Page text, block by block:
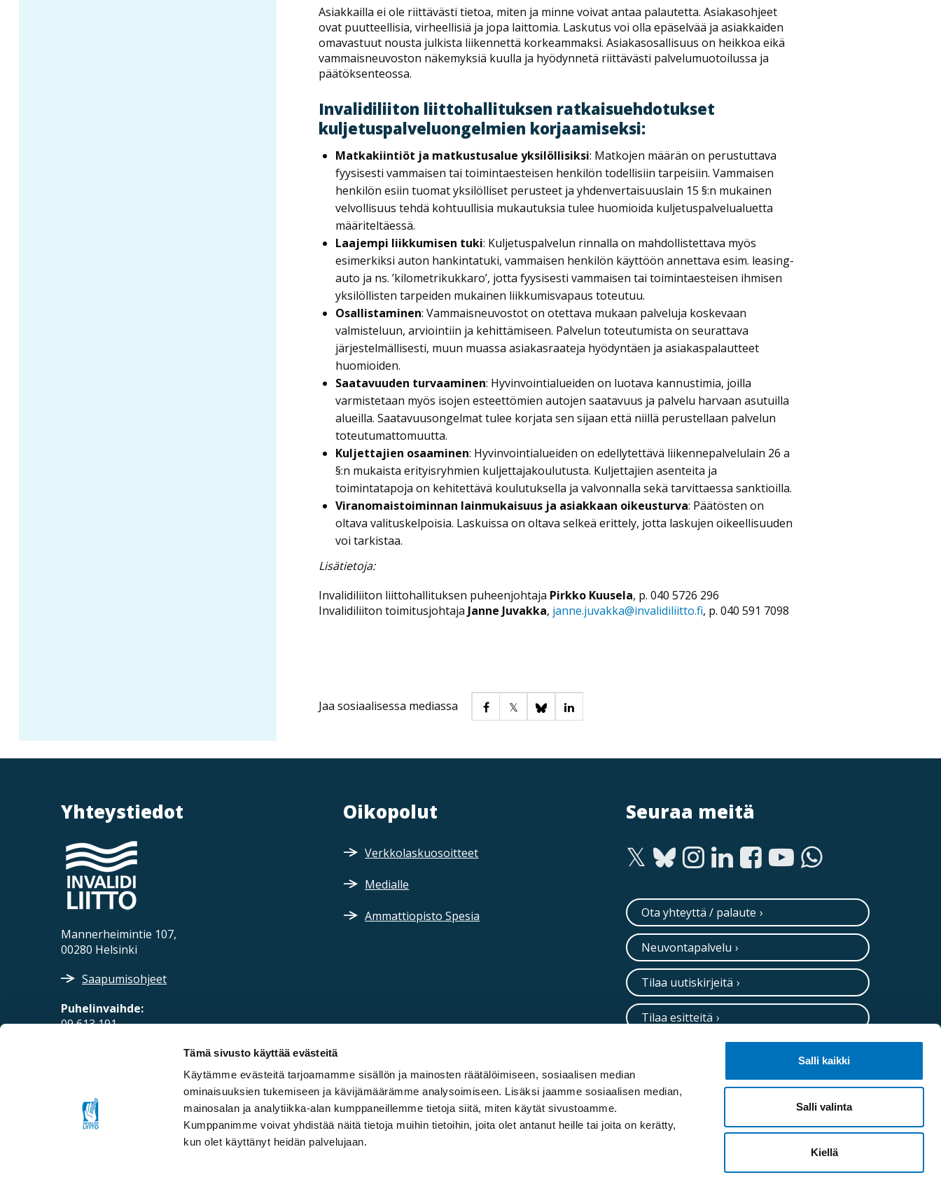
Tämä sivusto käyttää evästeitä
Käytämme evästeitä tarjoamamme sisällön ja mainosten räätälöimiseen, sosiaalisen median
ominaisuuksien tukemiseen ja kävijämäärämme analysoimiseen. Lisäksi jaamme sosiaalisen median,
mainosalan ja analytiikka-alan kumppaneillemme tietoja siitä, miten käytät sivustoamme.
Kumppanimme voivat yhdistää näitä tietoja muihin tietoihin, joita olet antanut heille tai joita on kerätty,
kun olet käyttänyt heidän palvelujaan.
Salli kaikki
Salli valinta
Kiellä
Asiakkailla ei ole riittävästi tietoa, miten ja minne voivat antaa palautetta. Asiakasohjeet
ovat puutteellisia, virheellisiä ja jopa laittomia. Laskutus voi olla epäselvää ja asiakkaiden
omavastuut nousta julkista liikennettä korkeammaksi. Asiakasosallisuus on heikkoa eikä
vammaisneuvoston näkemyksiä kuulla ja hyödynnetä riittävästi palvelumuotoilussa ja
päätöksenteossa.
Invalidiliiton liittohallituksen ratkaisuehdotukset
kuljetuspalveluongelmien korjaamiseksi:
Matkakiintiöt ja matkustusalue yksilöllisiksi: Matkojen määrän on perustuttava
fyysisesti vammaisen tai toimintaesteisen henkilön todellisiin tarpeisiin. Vammaisen
henkilön esiin tuomat yksilölliset perusteet ja yhdenvertaisuuslain 15 §:n mukainen
velvollisuus tehdä kohtuullisia mukautuksia tulee huomioida kuljetuspalvelualuetta
määriteltäessä.
Laajempi liikkumisen tuki: Kuljetuspalvelun rinnalla on mahdollistettava myös
esimerkiksi auton hankintatuki, vammaisen henkilön käyttöön annettava esim. leasing-
auto ja ns. ’kilometrikukkaro’, jotta fyysisesti vammaisen tai toimintaesteisen ihmisen
yksilöllisten tarpeiden mukainen liikkumisvapaus toteutuu.
Osallistaminen: Vammaisneuvostot on otettava mukaan palveluja koskevaan
valmisteluun, arviointiin ja kehittämiseen. Palvelun toteutumista on seurattava
järjestelmällisesti, muun muassa asiakasraateja hyödyntäen ja asiakaspalautteet
huomioiden.
Saatavuuden turvaaminen: Hyvinvointialueiden on luotava kannustimia, joilla
varmistetaan myös isojen esteettömien autojen saatavuus ja palvelu harvaan asutuilla
alueilla. Saatavuusongelmat tulee korjata sen sijaan että niillä perustellaan palvelun
toteutumattomuutta.
Kuljettajien osaaminen: Hyvinvointialueiden on edellytettävä liikennepalvelulain 26 a
§:n mukaista erityisryhmien kuljettajakoulutusta. Kuljettajien asenteita ja
toimintatapoja on kehitettävä koulutuksella ja valvonnalla sekä tarvittaessa sanktioilla.
Viranomaistoiminnan lainmukaisuus ja asiakkaan oikeusturva: Päätösten on
oltava valituskelpoisia. Laskuissa on oltava selkeä erittely, jotta laskujen oikeellisuuden
voi tarkistaa.
Lisätietoja:
Invalidiliiton liittohallituksen puheenjohtaja Pirkko Kuusela, p. 040 5726 296
Invalidiliiton toimitusjohtaja Janne Juvakka, janne.juvakka@invalidiliitto.fi, p. 040 591 7098
Jaa sosiaalisessa mediassa
Yhteystiedot
Mannerheimintie 107,
00280 Helsinki
Saapumisohjeet
Puhelinvaihde:
09 613 191
Oikopolut
Verkkolaskuosoitteet
Medialle
Ammattiopisto Spesia
Seuraa meitä
Ota yhteyttä / palaute
Neuvontapalvelu
Tilaa uutiskirjeitä
Tilaa esitteitä